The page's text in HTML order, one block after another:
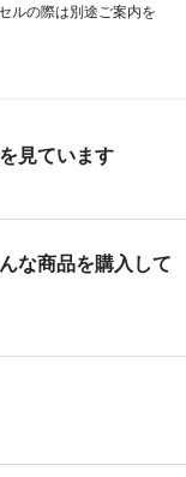
ルの際は別途ご案内を
見ています
な商品を購入して